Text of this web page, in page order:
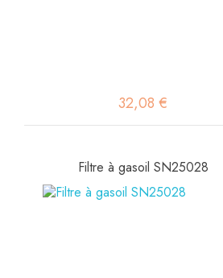
32,08 €
Filtre à gasoil SN25028